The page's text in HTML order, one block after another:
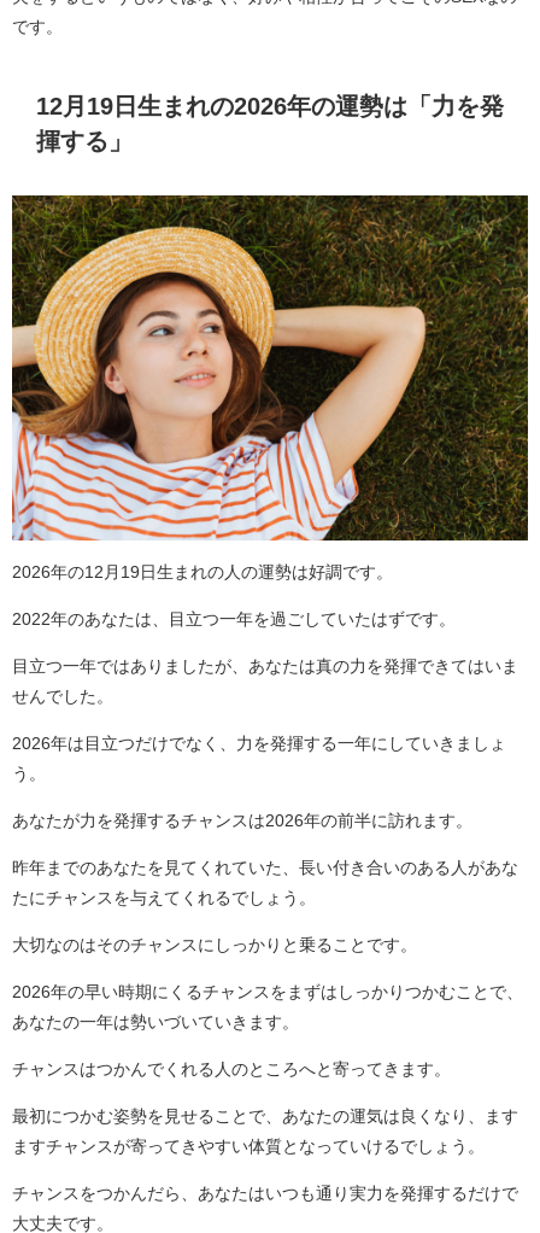
です。
12月19日生まれの2026年の運勢は「力を発
揮する」
2026年の12月19日生まれの人の運勢は好調です。
2022年のあなたは、目立つ一年を過ごしていたはずです。
目立つ一年ではありましたが、あなたは真の力を発揮できてはいま
せんでした。
2026年は目立つだけでなく、力を発揮する一年にしていきましょ
う。
あなたが力を発揮するチャンスは2026年の前半に訪れます。
昨年までのあなたを見てくれていた、長い付き合いのある人があな
たにチャンスを与えてくれるでしょう。
大切なのはそのチャンスにしっかりと乗ることです。
2026年の早い時期にくるチャンスをまずはしっかりつかむことで、
あなたの一年は勢いづいていきます。
チャンスはつかんでくれる人のところへと寄ってきます。
最初につかむ姿勢を見せることで、あなたの運気は良くなり、ます
ますチャンスが寄ってきやすい体質となっていけるでしょう。
チャンスをつかんだら、あなたはいつも通り実力を発揮するだけで
大丈夫です。